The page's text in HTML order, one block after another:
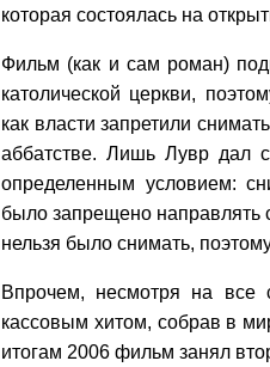
которая состоялась на
Фильм (как и сам роман)
католической церкви,
как власти запретили
аббатстве. Лишь Лувр дал
определенным условием:
было запрещено направлять
нельзя было снимать,
Впрочем, несмотря на все
кассовым хитом, собрав в
итогам 2006 фильм занял